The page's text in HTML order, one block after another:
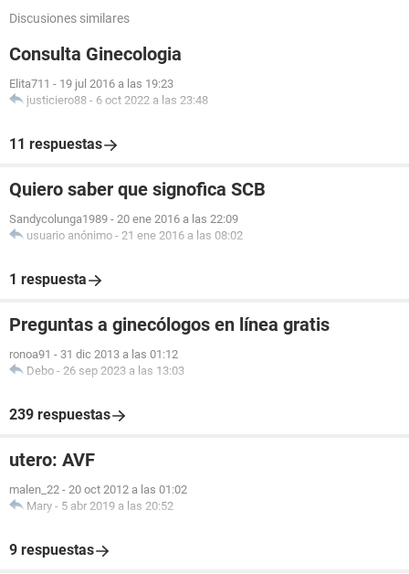
Discusiones similares
Consulta Ginecologia
Elita711 - 19 jul 2016 a las 19:23
justiciero88 - 6 oct 2022 a las 23:48
11 respuestas
Quiero saber que signofica SCB
Sandycolunga1989 - 20 ene 2016 a las 22:09
usuario anónimo - 21 ene 2016 a las 08:02
1 respuesta
Preguntas a ginecólogos en línea gratis
ronoa91 - 31 dic 2013 a las 01:12
Debo - 26 sep 2023 a las 13:03
239 respuestas
utero: AVF
malen_22 - 20 oct 2012 a las 01:02
Mary - 5 abr 2019 a las 20:52
9 respuestas